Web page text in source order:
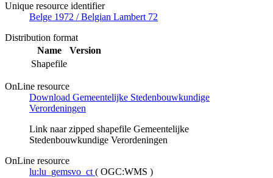
Unique resource identifier
Belge 1972 / Belgian Lambert 72
Distribution format
Name
Version
Shapefile
OnLine resource
Download Gemeentelijke Stedenbouwkundige
Verordeningen
Link naar zipped shapefile Gemeentelijke
Stedenbouwkundige Verordeningen
OnLine resource
lu:lu_gemsvo_ct( OGC:WMS )